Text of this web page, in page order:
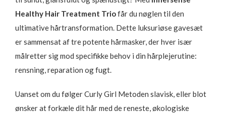
Healthy Hair Treatment Triofår du nøglen til den
ultimative hårtransformation. Dette luksuriøse gavesæt
er sammensat af tre potente hårmasker, der hver især
målretter sig mod specifikke behov i din hårplejerutine:
rensning, reparation og fugt.
Uanset om du følger Curly Girl Metoden slavisk, eller blot
ønsker at forkæle dit hår med de reneste, økologiske